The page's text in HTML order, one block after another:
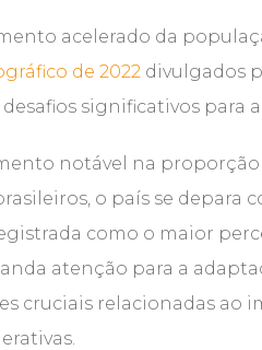
acelerado da
de 2022 divulgados
significativos para
notável na proporção
o país se depara
como o maior
atenção para a
cruciais relacionadas ao